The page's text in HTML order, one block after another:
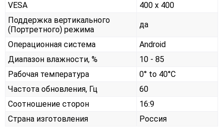
VESA
400 x 400
Поддержка вертикального
(Портретного) режима
да
Операционная система
Android
Диапазон влажности, %
10 - 85
Рабочая температура
0° to 40°C
Частота обновления, Гц
60
Соотношение сторон
16:9
Страна изготовления
Россия